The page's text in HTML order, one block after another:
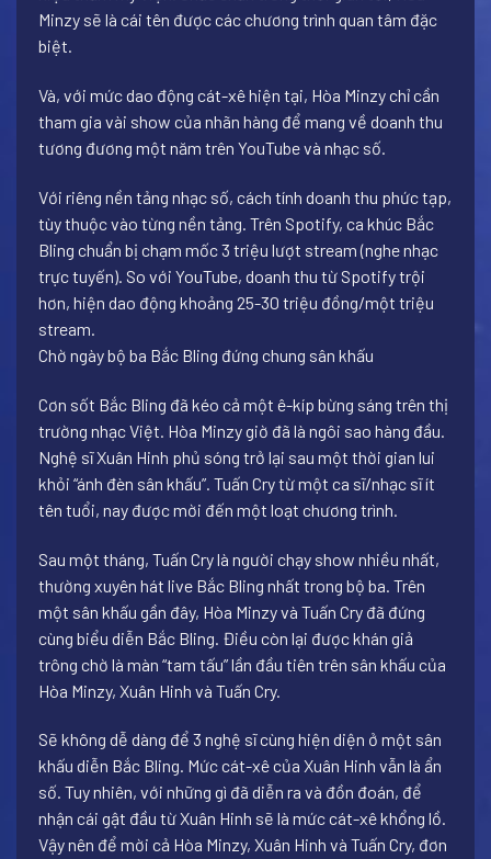
Minzy sẽ là cái tên được các chương trình quan tâm đặc
biệt.
Và, với mức dao động cát-xê hiện tại, Hòa Minzy chỉ cần
tham gia vài show của nhãn hàng để mang về doanh thu
tương đương một năm trên YouTube và nhạc số.
Với riêng nền tảng nhạc số, cách tính doanh thu phức tạp,
tùy thuộc vào từng nền tảng. Trên Spotify, ca khúc Bắc
Bling chuẩn bị chạm mốc 3 triệu lượt stream (nghe nhạc
trực tuyến). So với YouTube, doanh thu từ Spotify trội
hơn, hiện dao động khoảng 25-30 triệu đồng/một triệu
stream.
Chờ ngày bộ ba Bắc Bling đứng chung sân khấu
Cơn sốt Bắc Bling đã kéo cả một ê-kíp bừng sáng trên thị
trường nhạc Việt. Hòa Minzy giờ đã là ngôi sao hàng đầu.
Nghệ sĩ Xuân Hinh phủ sóng trở lại sau một thời gian lui
khỏi “ánh đèn sân khấu”. Tuấn Cry từ một ca sĩ/nhạc sĩ ít
tên tuổi, nay được mời đến một loạt chương trình.
Sau một tháng, Tuấn Cry là người chạy show nhiều nhất,
thường xuyên hát live Bắc Bling nhất trong bộ ba. Trên
một sân khấu gần đây, Hòa Minzy và Tuấn Cry đã đứng
cùng biểu diễn Bắc Bling. Điều còn lại được khán giả
trông chờ là màn “tam tấu” lần đầu tiên trên sân khấu của
Hòa Minzy, Xuân Hinh và Tuấn Cry.
Sẽ không dễ dàng để 3 nghệ sĩ cùng hiện diện ở một sân
khấu diễn Bắc Bling. Mức cát-xê của Xuân Hinh vẫn là ẩn
số. Tuy nhiên, với những gì đã diễn ra và đồn đoán, để
nhận cái gật đầu từ Xuân Hinh sẽ là mức cát-xê khổng lồ.
Vậy nên để mời cả Hòa Minzy, Xuân Hinh và Tuấn Cry, đơn